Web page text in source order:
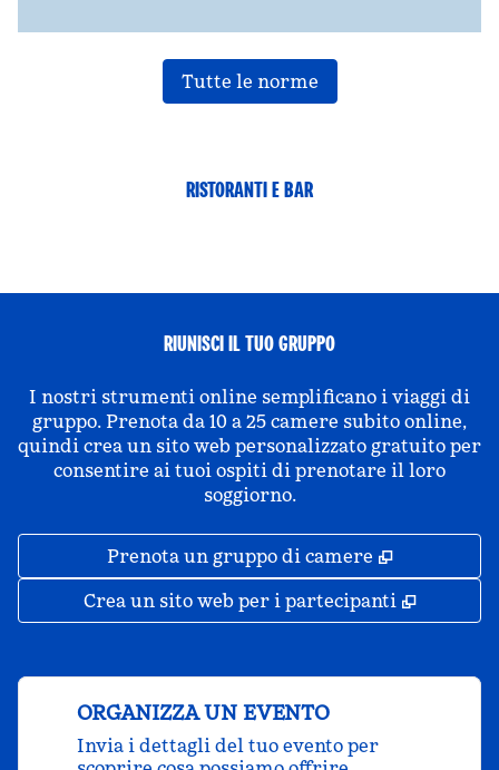
Tutte le norme
RISTORANTI E BAR
RIUNISCI IL TUO GRUPPO
I nostri strumenti online semplificano i viaggi di
gruppo. Prenota da 10 a 25 camere subito online,
quindi crea un sito web personalizzato gratuito per
consentire ai tuoi ospiti di prenotare il loro
soggiorno.
Prenota un gruppo di camere ,
Crea un sito web per i partecipanti ,
ORGANIZZA UN EVENTO
Invia i dettagli del tuo evento per